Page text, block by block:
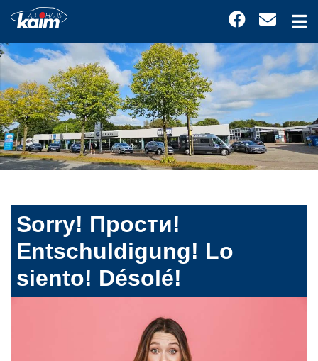
Sorry! Прости!
Entschuldigung! Lo
siento! Désolé!